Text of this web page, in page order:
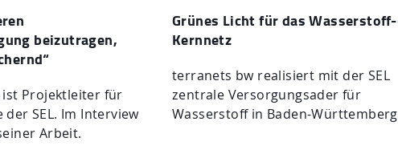
beizutragen,
ist Projektleiter für
SEL. Im Interview
Arbeit.
Grünes Licht für das Wasserstoff-
Kernnetz
terranets bw realisiert mit der SEL
zentrale Versorgungsader für
Wasserstoff in Baden-Württemberg